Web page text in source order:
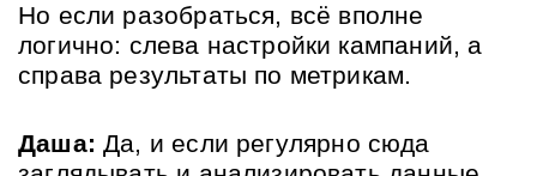
Но если разобраться, всё вполне
логично: слева настройки кампаний, а
справа результаты по метрикам.
Даша: Да, и если регулярно сюда